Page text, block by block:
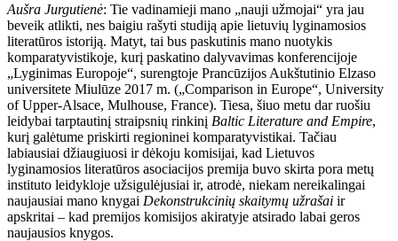
Aušra Jurgutienė: Tie vadinamieji mano „nauji užmojai“ yra jau
beveik atlikti, nes baigiu rašyti studiją apie lietuvių lyginamosios
literatūros istoriją. Matyt, tai bus paskutinis mano nuotykis
komparatyvistikoje, kurį paskatino dalyvavimas konferencijoje
„Lyginimas Europoje“, surengtoje Prancūzijos Aukštutinio Elzaso
universitete Miulūze 2017 m. („Comparison in Europe“, University
of Upper-Alsace, Mulhouse, France). Tiesa, šiuo metu dar ruošiu
leidybai tarptautinį straipsnių rinkinį Baltic Literature and Empire,
kurį galėtume priskirti regioninei komparatyvistikai. Tačiau
labiausiai džiaugiuosi ir dėkoju komisijai, kad Lietuvos
lyginamosios literatūros asociacijos premija buvo skirta pora metų
instituto leidykloje užsigulėjusiai ir, atrodė, niekam nereikalingai
naujausiai mano knygai Dekonstrukcinių skaitymų užrašai ir
apskritai – kad premijos komisijos akiratyje atsirado labai geros
naujausios knygos.